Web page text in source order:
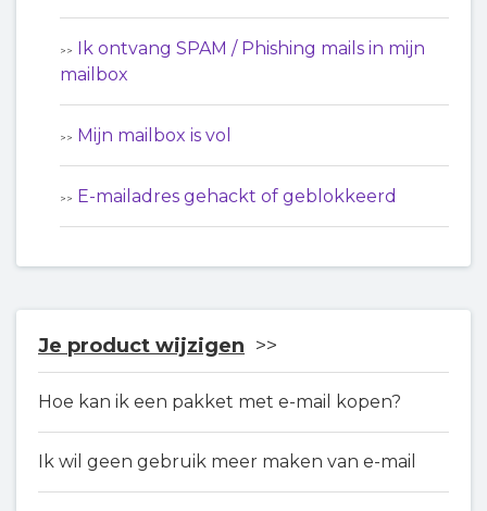
Ik ontvang SPAM / Phishing mails in mijn
mailbox
Mijn mailbox is vol
E-mailadres gehackt of geblokkeerd
Je product wijzigen
Hoe kan ik een pakket met e-mail kopen?
Ik wil geen gebruik meer maken van e-mail